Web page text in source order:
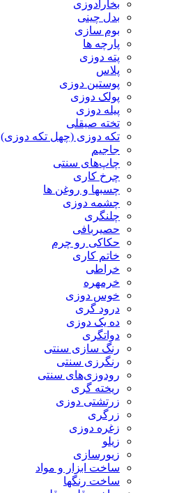
بخارادوزی
بدل چینی
بوم سازی
پارچه ها
پته دوزی
پلاس
پوستین دوزی
پولک دوزی
پیله دوزی
تخته صیقلی
تکه دوزی (چهل تکه دوزی)
جاجیم
چاپ‌های سنتی
چرخ کاری
چسبها و روغن ها
چشمه دوزی
چلنگری
حصیربافی
حکاکی رو چرم
خاتم کاری
خراطی
خرمهره
خوس دوزی
درود گری
ده یک دوزی
دواتگری
رنگ سازی سنتی
رنگرزی سنتی
رودوزی‌های سنتی
ریخته گری
زرتشتی دوزی
زرگری
زغره دوزی
زیلو
زیورسازی
ساخت ابزار و مواد
ساخت رنگها